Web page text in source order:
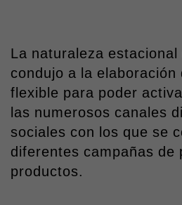
La naturaleza
condujo a la elaboración
flexible para poder
las numerosos canales
sociales con los que se
diferentes campañas de
productos.